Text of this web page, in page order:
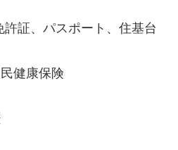
許証、パスポート、住基台
健康保険